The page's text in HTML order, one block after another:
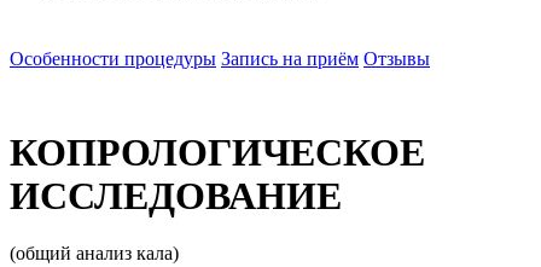
КОПРОЛОГИЧЕСКОЕ
ИССЛЕДОВАНИЕ
Особенности процедуры Запись на приём Отзывы
(общий анализ кала)